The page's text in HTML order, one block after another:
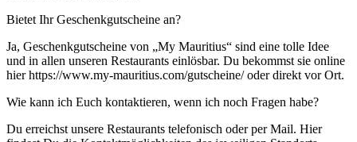
Bietet Ihr Geschenkgutscheine an?
Ja, Geschenkgutscheine von „My Mauritius“ sind eine tolle Idee
und in allen unseren Restaurants einlösbar. Du bekommst sie online
hier https://www.my-mauritius.com/gutscheine/ oder direkt vor Ort.
Wie kann ich Euch kontaktieren, wenn ich noch Fragen habe?
Du erreichst unsere Restaurants telefonisch oder per Mail. Hier